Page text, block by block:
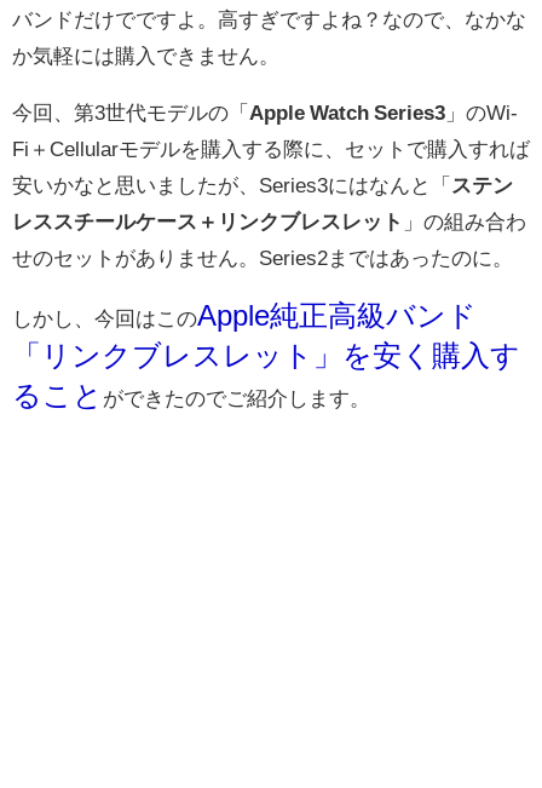
バンドだけでですよ。高すぎですよね？なので、なかな
か気軽には購入できません。
今回、第3世代モデルの「 Apple Watch Series3 」のWi-
Fi＋Cellularモデルを購入する際に、セットで購入すれば
安いかなと思いましたが、Series3にはなんと「 ステン
レススチールケース＋リンクブレスレット 」の組み合わ
せのセットがありません。Series2まではあったのに。
しかし、今回はこのApple純正高級バンド
「リンクブレスレット」を安く購入す
ること ができたのでご紹介します。